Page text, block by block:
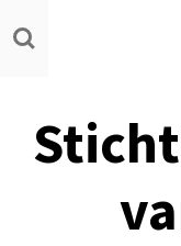
Ga
direct
hoofdinhoud